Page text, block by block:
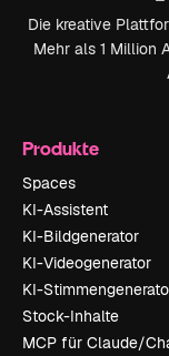
Die kreative
Mehr als 1 Million
Produkte
Spaces
KI-Assistent
KI-Bildgenerator
KI-Videogenerator
KI-
Stock-Inhalte
MCP für Claude/